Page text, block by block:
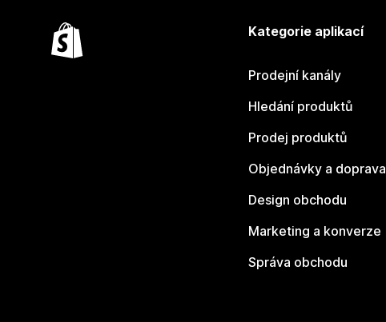
Kategorie aplikací
Prodejní kanály
Hledání produktů
Prodej produktů
Objednávky a doprava
Design obchodu
Marketing a konverze
Správa obchodu